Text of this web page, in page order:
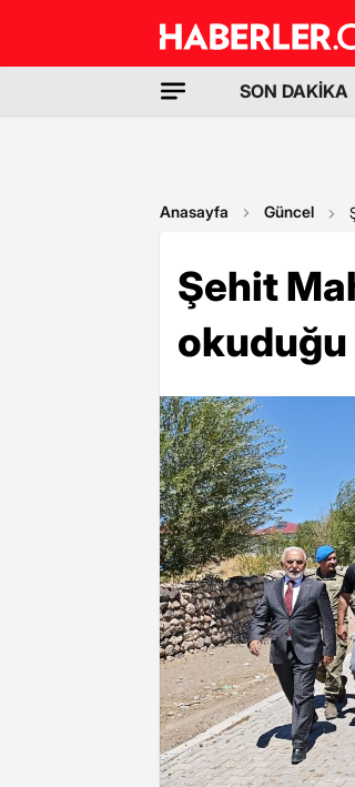
SON DAKİKA
Anasayfa Güncel
Şehit
okuduğu